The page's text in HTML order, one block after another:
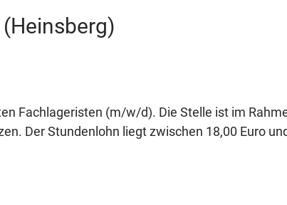
Fachlageristen (m/w/d). Die Stelle ist im
Der Stundenlohn liegt zwischen 18,00 Euro